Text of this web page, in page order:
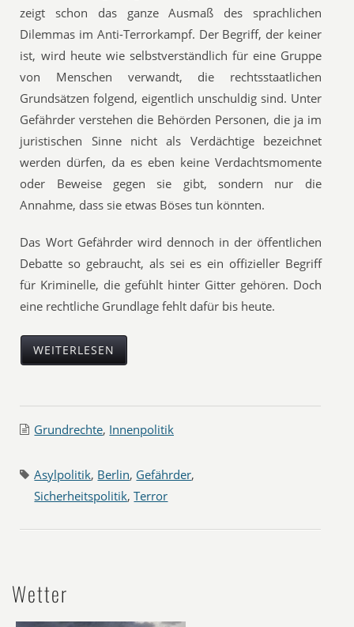
zeigt schon das ganze Ausmaß des sprachlichen
Dilemmas im Anti-Terrorkampf. Der Begriff, der keiner
ist, wird heute wie selbstverständlich für eine Gruppe
von Menschen verwandt, die rechtsstaatlichen
Grundsätzen folgend, eigentlich unschuldig sind. Unter
Gefährder verstehen die Behörden Personen, die ja im
juristischen Sinne nicht als Verdächtige bezeichnet
werden dürfen, da es eben keine Verdachtsmomente
oder Beweise gegen sie gibt, sondern nur die
Annahme, dass sie etwas Böses tun könnten.
Das Wort Gefährder wird dennoch in der öffentlichen
Debatte so gebraucht, als sei es ein offizieller Begriff
für Kriminelle, die gefühlt hinter Gitter gehören. Doch
eine rechtliche Grundlage fehlt dafür bis heute.
WEITERLESEN
Grundrechte, Innenpolitik
Asylpolitik, Berlin, Gefährder,
Sicherheitspolitik,Terror
Wetter